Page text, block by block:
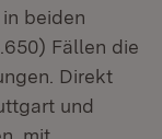
beiden
Fällen die
Direkt
und